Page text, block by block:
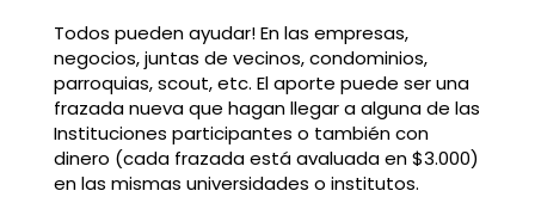
Todos pueden ayudar! En las empresas,
negocios, juntas de vecinos, condominios,
parroquias, scout, etc. El aporte puede ser una
frazada nueva que hagan llegar a alguna de las
Instituciones participantes o también con
dinero (cada frazada está avaluada en $3.000)
en las mismas universidades o institutos.